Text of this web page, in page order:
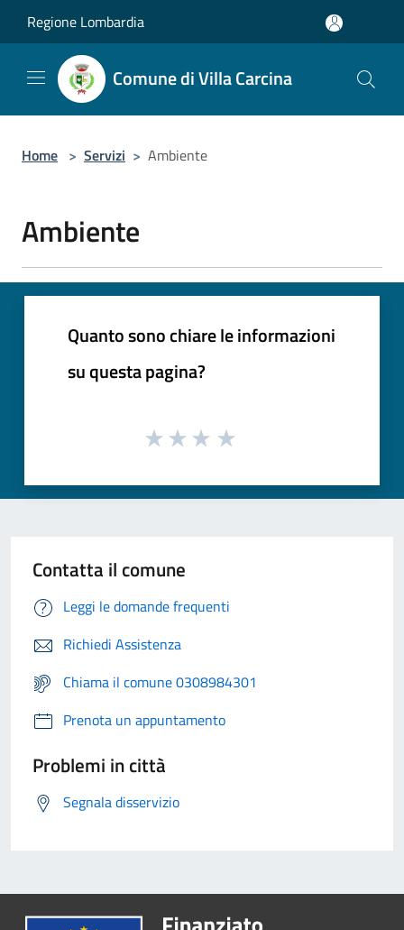
Regione Lombardia
Comune di Villa Carcina
Home > Servizi > Ambiente
Ambiente
Quanto sono chiare le informazioni
su questa pagina?
Contatta il comune
Leggi le domande frequenti
Richiedi Assistenza
Chiama il comune 0308984301
Prenota un appuntamento
Problemi in città
Segnala disservizio